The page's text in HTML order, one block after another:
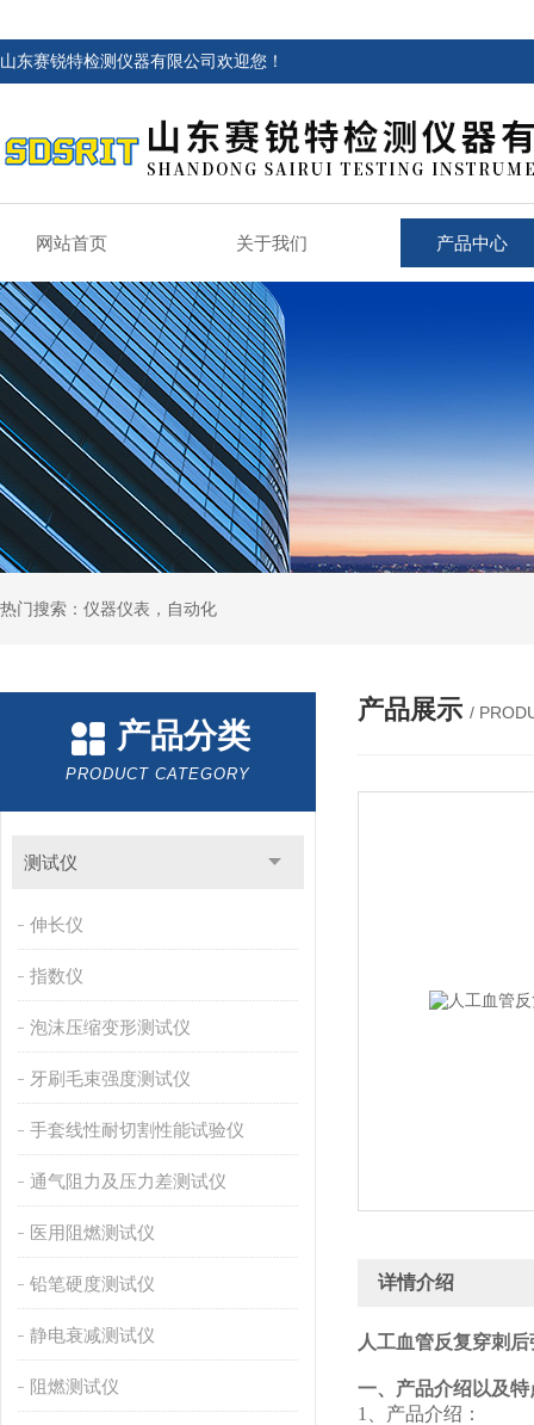
山东赛锐特检测仪器有限公司欢迎您！
网站首页 关于我们 产品中心
热门搜索：仪器仪表，自动化
产品分类
PRODUCT CATEGORY
测试仪
伸长仪
指数仪
泡沫压缩变形测试仪
牙刷毛束强度测试仪
手套线性耐切割性能试验仪
通气阻力及压力差测试仪
医用阻燃测试仪
铅笔硬度测试仪
静电衰减测试仪
阻燃测试仪
产品展示 /
详情介绍
人工血管反复穿刺
一、产品介绍以及特
1、产品介绍：